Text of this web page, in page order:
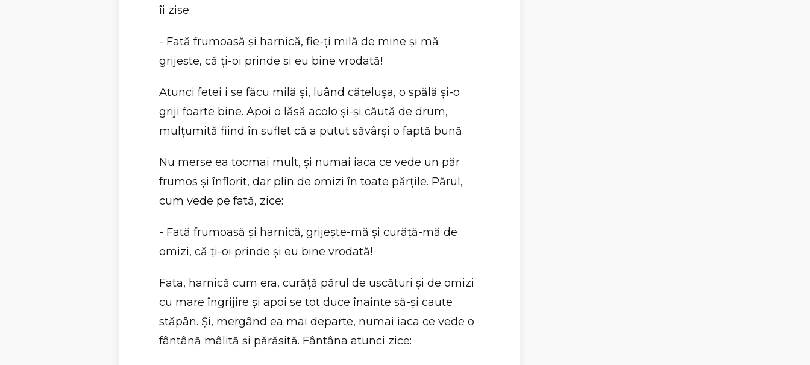
îi zise:
- Fată frumoasă şi harnică, fie-ţi milă de mine şi mă
grijeşte, că ţi-oi prinde şi eu bine vrodată!
Atunci fetei i se făcu milă şi, luând căţeluşa, o spălă şi-o
griji foarte bine. Apoi o lăsă acolo şi-şi căută de drum,
mulţumită fiind în suflet că a putut săvârşi o faptă bună.
Nu merse ea tocmai mult, şi numai iaca ce vede un păr
frumos şi înflorit, dar plin de omizi în toate părţile. Părul,
cum vede pe fată, zice:
- Fată frumoasă şi harnică, grijeşte-mă şi curăţă-mă de
omizi, că ţi-oi prinde şi eu bine vrodată!
Fata, harnică cum era, curăţă părul de uscături şi de omizi
cu mare îngrijire şi apoi se tot duce înainte să-şi caute
stăpân. Şi, mergând ea mai departe, numai iaca ce vede o
fântână mâlită şi părăsită. Fântâna atunci zice: